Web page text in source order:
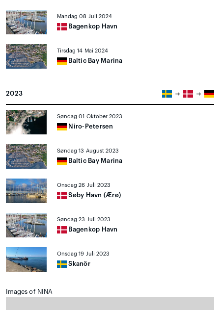
Mandag 08 Juli 2024
Bagenkop Havn
Tirsdag 14 Mai 2024
Baltic Bay Marina
2023
Søndag 01 Oktober 2023
Niro-Petersen
Søndag 13 August 2023
Baltic Bay Marina
Onsdag 26 Juli 2023
Søby Havn (Ærø)
Søndag 23 Juli 2023
Bagenkop Havn
Onsdag 19 Juli 2023
Skanör
Images of NINA